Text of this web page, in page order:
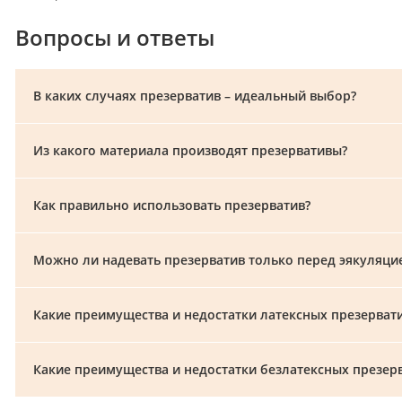
Вопросы и ответы
В каких случаях презерватив – идеальный выбор?
Из какого материала производят презервативы?
Как правильно использовать презерватив?
Можно ли надевать презерватив только перед
Какие преимущества и недостатки латексных
Какие преимущества и недостатки безлатексных